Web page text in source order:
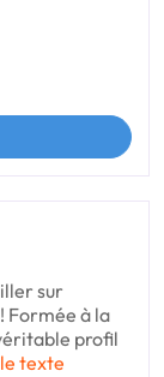
sur
Formée à la
profil
texte